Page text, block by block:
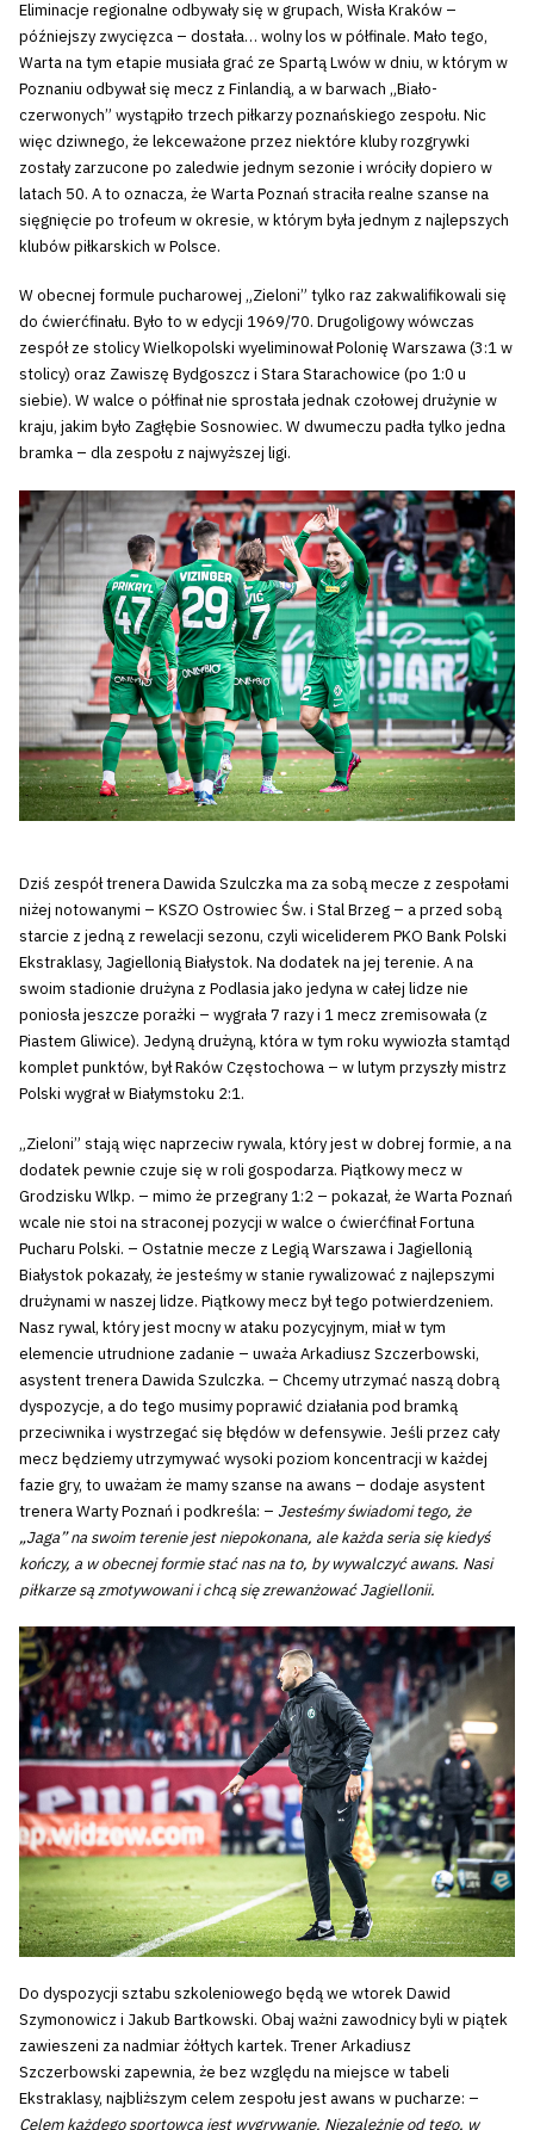
Eliminacje regionalne odbywały się w grupach, Wisła Kraków –
późniejszy zwycięzca – dostała… wolny los w półfinale. Mało tego,
Warta na tym etapie musiała grać ze Spartą Lwów w dniu, w którym w
Poznaniu odbywał się mecz z Finlandią, a w barwach „Biało-
czerwonych” wystąpiło trzech piłkarzy poznańskiego zespołu. Nic
więc dziwnego, że lekceważone przez niektóre kluby rozgrywki
zostały zarzucone po zaledwie jednym sezonie i wróciły dopiero w
latach 50. A to oznacza, że Warta Poznań straciła realne szanse na
sięgnięcie po trofeum w okresie, w którym była jednym z najlepszych
klubów piłkarskich w Polsce.
W obecnej formule pucharowej „Zieloni” tylko raz zakwalifikowali się
do ćwierćfinału. Było to w edycji 1969/70. Drugoligowy wówczas
zespół ze stolicy Wielkopolski wyeliminował Polonię Warszawa (3:1 w
stolicy) oraz Zawiszę Bydgoszcz i Stara Starachowice (po 1:0 u
siebie). W walce o półfinał nie sprostała jednak czołowej drużynie w
kraju, jakim było Zagłębie Sosnowiec. W dwumeczu padła tylko jedna
bramka – dla zespołu z najwyższej ligi.
Dziś zespół trenera Dawida Szulczka ma za sobą mecze z zespołami
niżej notowanymi – KSZO Ostrowiec Św. i Stal Brzeg – a przed sobą
starcie z jedną z rewelacji sezonu, czyli wiceliderem PKO Bank Polski
Ekstraklasy, Jagiellonią Białystok. Na dodatek na jej terenie. A na
swoim stadionie drużyna z Podlasia jako jedyna w całej lidze nie
poniosła jeszcze porażki – wygrała 7 razy i 1 mecz zremisowała (z
Piastem Gliwice). Jedyną drużyną, która w tym roku wywiozła stamtąd
komplet punktów, był Raków Częstochowa – w lutym przyszły mistrz
Polski wygrał w Białymstoku 2:1.
„Zieloni” stają więc naprzeciw rywala, który jest w dobrej formie, a na
dodatek pewnie czuje się w roli gospodarza. Piątkowy mecz w
Grodzisku Wlkp. – mimo że przegrany 1:2 – pokazał, że Warta Poznań
wcale nie stoi na straconej pozycji w walce o ćwierćfinał Fortuna
Pucharu Polski. – Ostatnie mecze z Legią Warszawa i Jagiellonią
Białystok pokazały, że jesteśmy w stanie rywalizować z najlepszymi
drużynami w naszej lidze. Piątkowy mecz był tego potwierdzeniem.
Nasz rywal, który jest mocny w ataku pozycyjnym, miał w tym
elemencie utrudnione zadanie – uważa Arkadiusz Szczerbowski,
asystent trenera Dawida Szulczka. – Chcemy utrzymać naszą dobrą
dyspozycje, a do tego musimy poprawić działania pod bramką
przeciwnika i wystrzegać się błędów w defensywie. Jeśli przez cały
mecz będziemy utrzymywać wysoki poziom koncentracji w każdej
fazie gry, to uważam że mamy szanse na awans – dodaje asystent
trenera Warty Poznań i podkreśla: – Jesteśmy świadomi tego, że
„Jaga” na swoim terenie jest niepokonana, ale każda seria się kiedyś
kończy, a w obecnej formie stać nas na to, by wywalczyć awans. Nasi
piłkarze są zmotywowani i chcą się zrewanżować Jagiellonii.
Do dyspozycji sztabu szkoleniowego będą we wtorek Dawid
Szymonowicz i Jakub Bartkowski. Obaj ważni zawodnicy byli w piątek
zawieszeni za nadmiar żółtych kartek. Trener Arkadiusz
Szczerbowski zapewnia, że bez względu na miejsce w tabeli
Ekstraklasy, najbliższym celem zespołu jest awans w pucharze: –
Celem każdego sportowca jest wygrywanie. Niezależnie od tego, w